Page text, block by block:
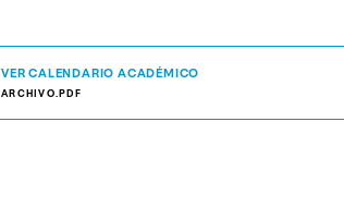
VER CALENDARIO ACADÉMICO
ARCHIVO.PDF